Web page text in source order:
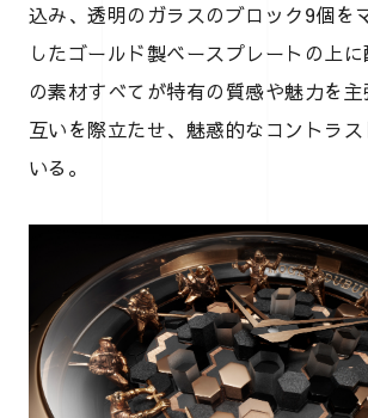
込み、透明のガラスのブロック9個を
したゴールド製ベースプレートの上
の素材すべてが特有の質感や魅力を
互いを際立たせ、魅惑的なコントラ
いる。